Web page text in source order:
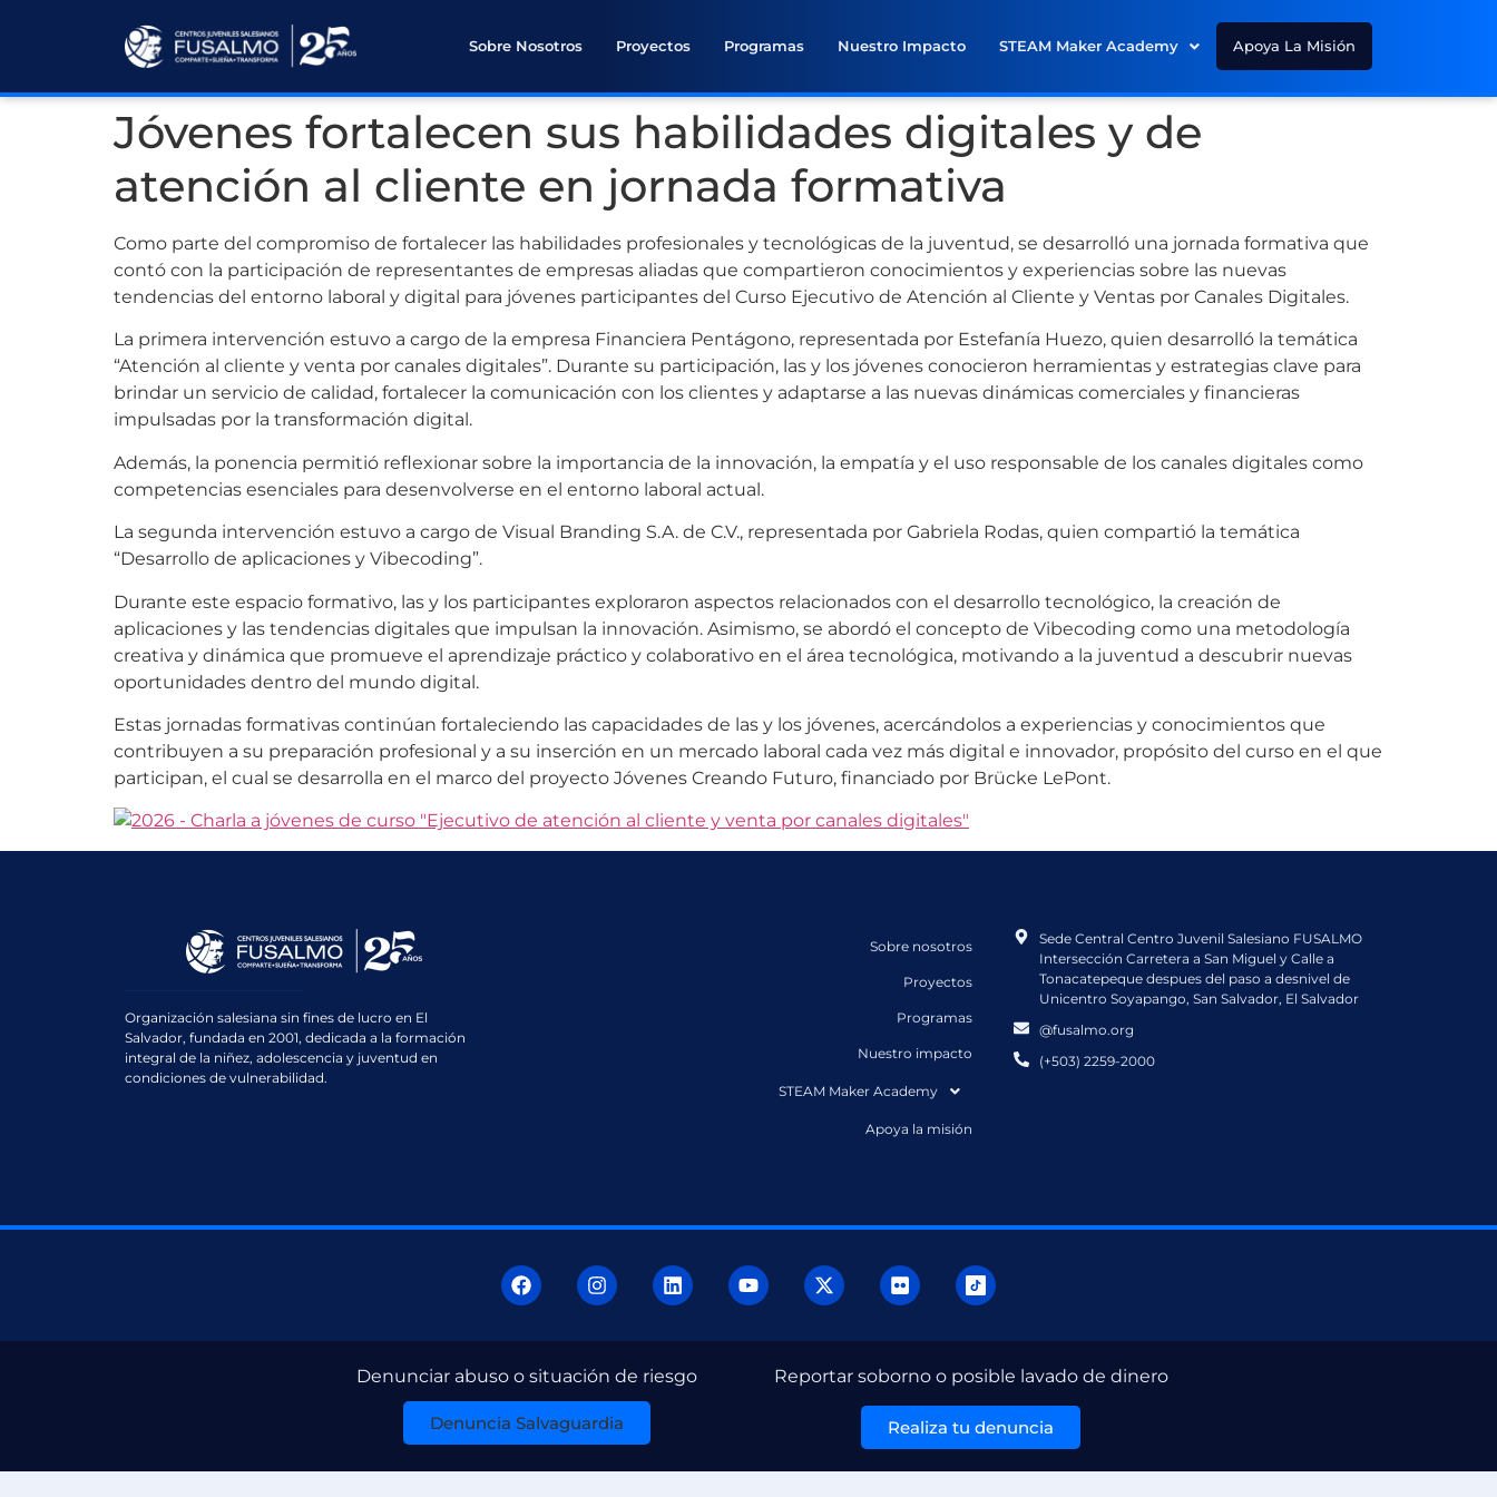
Sobre Nosotros Proyectos Programas Nuestro Impacto STEAM Maker Academy Apoya La Misión
Jóvenes fortalecen sus habilidades digitales y de
atención al cliente en jornada formativa
Como parte del compromiso de fortalecer las habilidades profesionales y tecnológicas de la juventud, se desarrolló una jornada formativa que
contó con la participación de representantes de empresas aliadas que compartieron conocimientos y experiencias sobre las nuevas
tendencias del entorno laboral y digital para jóvenes participantes del Curso Ejecutivo de Atención al Cliente y Ventas por Canales Digitales.
La primera intervención estuvo a cargo de la empresa Financiera Pentágono, representada por Estefanía Huezo, quien desarrolló la temática
“Atención al cliente y venta por canales digitales”. Durante su participación, las y los jóvenes conocieron herramientas y estrategias clave para
brindar un servicio de calidad, fortalecer la comunicación con los clientes y adaptarse a las nuevas dinámicas comerciales y financieras
impulsadas por la transformación digital.
Además, la ponencia permitió reflexionar sobre la importancia de la innovación, la empatía y el uso responsable de los canales digitales como
competencias esenciales para desenvolverse en el entorno laboral actual.
La segunda intervención estuvo a cargo de Visual Branding S.A. de C.V., representada por Gabriela Rodas, quien compartió la temática
“Desarrollo de aplicaciones y Vibecoding”.
Durante este espacio formativo, las y los participantes exploraron aspectos relacionados con el desarrollo tecnológico, la creación de
aplicaciones y las tendencias digitales que impulsan la innovación. Asimismo, se abordó el concepto de Vibecoding como una metodología
creativa y dinámica que promueve el aprendizaje práctico y colaborativo en el área tecnológica, motivando a la juventud a descubrir nuevas
oportunidades dentro del mundo digital.
Estas jornadas formativas continúan fortaleciendo las capacidades de las y los jóvenes, acercándolos a experiencias y conocimientos que
contribuyen a su preparación profesional y a su inserción en un mercado laboral cada vez más digital e innovador, propósito del curso en el que
participan, el cual se desarrolla en el marco del proyecto Jóvenes Creando Futuro, financiado por Brücke LePont.
Organización salesiana sin fines de lucro en El
Salvador, fundada en 2001, dedicada a la formación
integral de la niñez, adolescencia y juventud en
condiciones de vulnerabilidad.
Sobre nosotros
Proyectos
Programas
Nuestro impacto
STEAM Maker Academy
Apoya la misión
Sede Central Centro Juvenil Salesiano FUSALMO
Intersección Carretera a San Miguel y Calle a
Tonacatepeque despues del paso a desnivel de
Unicentro Soyapango, San Salvador, El Salvador
@fusalmo.org
(+503) 2259-2000
Denunciar abuso o situación de riesgo
Denuncia Salvaguardia
Reportar soborno o posible lavado de dinero
Realiza tu denuncia